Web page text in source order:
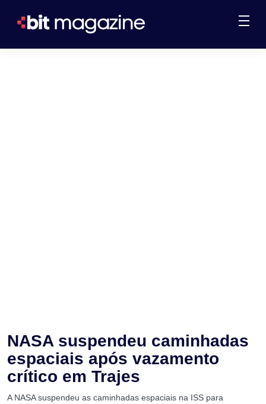
NASA suspendeu caminhadas
espaciais após vazamento
crítico em Trajes
A NASA suspendeu as caminhadas espaciais na ISS para